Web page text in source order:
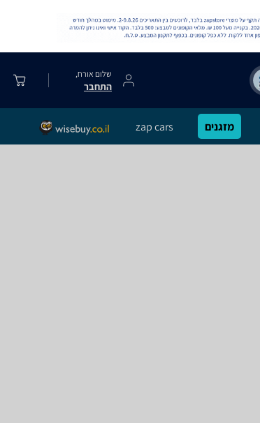
שלום אורח,
התחבר
מזגנים zap cars